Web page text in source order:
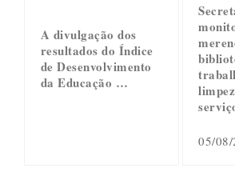
A divulgação dos
resultados do Índice
de Desenvolvimento
da Educação …
05/